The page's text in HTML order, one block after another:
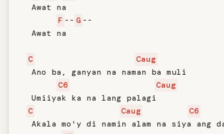
   Awat na
F -- G --
   Awat na
C
Caug
   Ano ba, ganyan na naman ba muli
C6
Caug
   Umiiyak ka na lang palagi
C
Caug
C6
Akala mo'y di namin alam na siya ang